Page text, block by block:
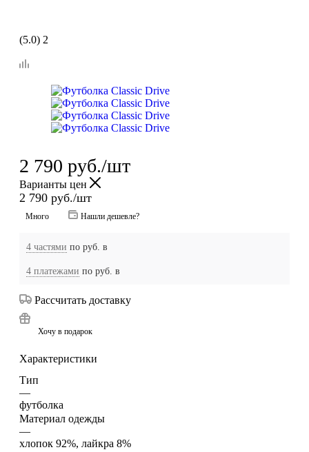
(5.0) 2
2 790 руб./шт
Варианты цен
2 790 руб./шт
Много Нашли дешевле?
4 частями по руб. в
4 платежами по руб. в
Рассчитать доставку
Хочу в подарок
Характеристики
Тип
—
футболка
Материал одежды
—
хлопок 92%, лайкра 8%